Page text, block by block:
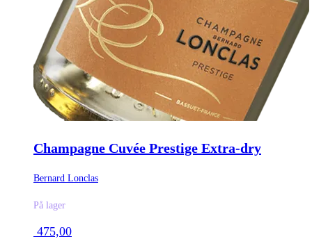
Champagne Cuvée Prestige Extra-dry
Bernard Lonclas
På lager
475,00